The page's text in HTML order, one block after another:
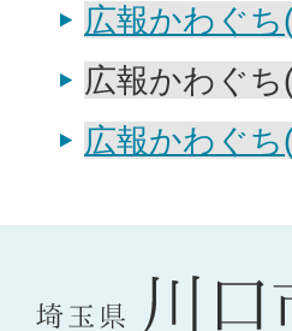
広報かわぐ
広報かわぐ
広報かわぐ